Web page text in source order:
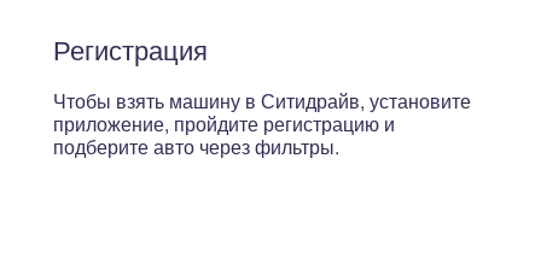
Регистрация
Чтобы взять машину в Ситидрайв, установите
приложение, пройдите регистрацию и
подберите авто через фильтры.